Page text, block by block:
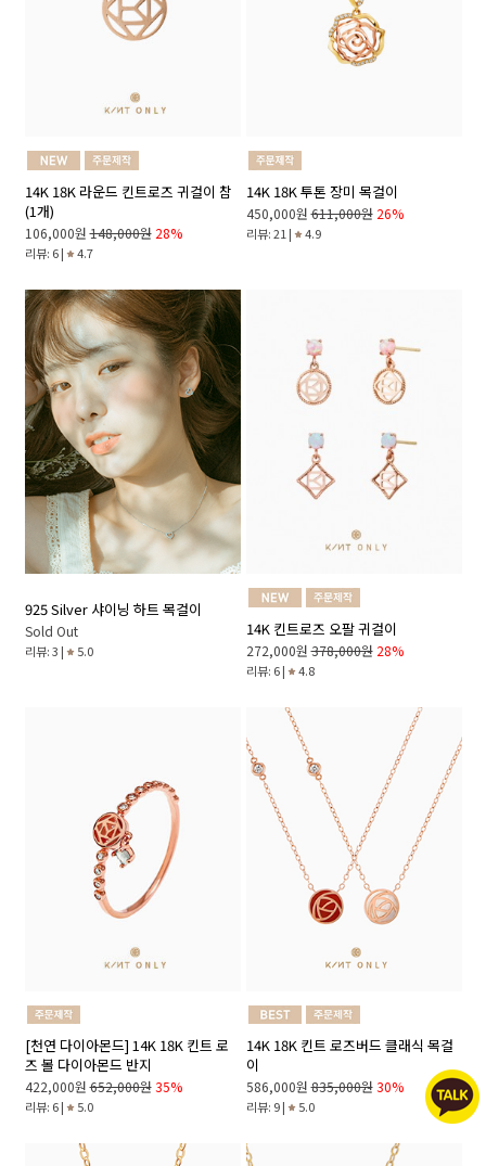
14K 18K 라운드 킨트로즈 귀걸이 참
(1개)
106,000원 148,000원 28%
리뷰: 6 | 4.7
14K 18K 투톤 장미 목걸이
450,000원 611,000원 26%
리뷰: 21 | 4.9
925 Silver 샤이닝 하트 목걸이
Sold Out
리뷰: 3 | 5.0
14K 킨트로즈 오팔 귀걸이
272,000원 378,000원 28%
리뷰: 6 | 4.8
[천연 다이아몬드] 14K 18K 킨트 로
즈 볼 다이아몬드 반지
422,000원 652,000원 35%
리뷰: 6 | 5.0
14K 18K 킨트 로즈버드 클래식 목걸
이
586,000원 835,000원 30%
리뷰: 9 | 5.0